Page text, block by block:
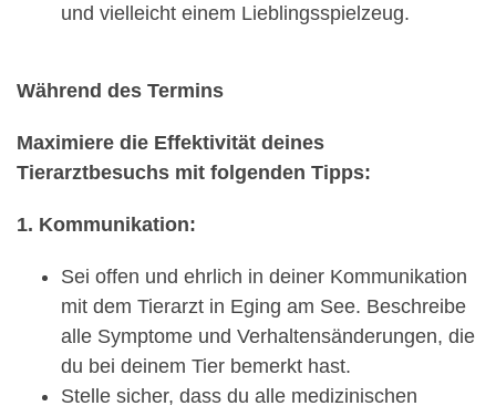
und vielleicht einem Lieblingsspielzeug.
Während des Termins
Maximiere die Effektivität deines
Tierarztbesuchs mit folgenden Tipps:
1. Kommunikation:
Sei offen und ehrlich in deiner Kommunikation
mit dem Tierarzt in Eging am See. Beschreibe
alle Symptome und Verhaltensänderungen, die
du bei deinem Tier bemerkt hast.
Stelle sicher, dass du alle medizinischen